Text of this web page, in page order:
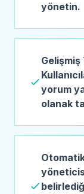
yönetin.
Gelişmiş
yorum
olanak